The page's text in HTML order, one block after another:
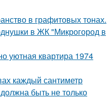
в графитовых тонах.
в ЖК "Микрогород в
уютная квартира 1974
каждый сантиметр
быть не только